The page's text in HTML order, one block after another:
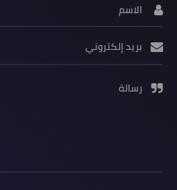
الاسم
بريد إلكتروني
رسالة